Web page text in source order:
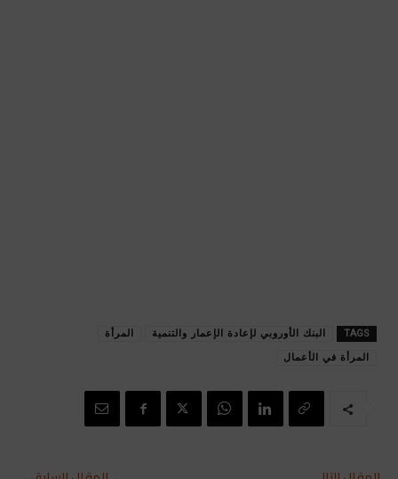
TAGS البنك الأوروبي لإعادة الإعمار والتنمية المرأة
المرأة في الأعمال